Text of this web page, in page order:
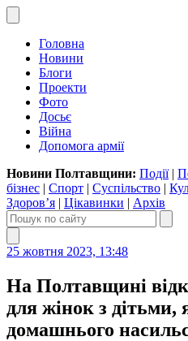
Головна
Новини
Блоги
Проекти
Фото
Досьє
Війна
Допомога армії
Новини Полтавщини: Події|
бізнес | Спорт | Суспільство |
Здоров’я | Цікавинки | Архів
25 жовтня 2023, 13:48
На Полтавщині
для жінок з дітьми,
домашнього